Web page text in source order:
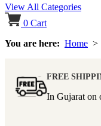
View All Categories
0 Cart
You are here: Home >
FREE
In Gujarat on